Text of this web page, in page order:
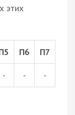
этих
П6 П7
- - -